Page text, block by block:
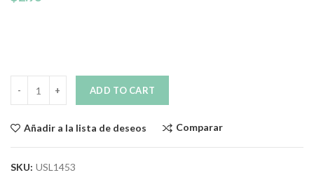
ADD TO CART
Añadir a la lista de deseos Comparar
SKU: USL1453